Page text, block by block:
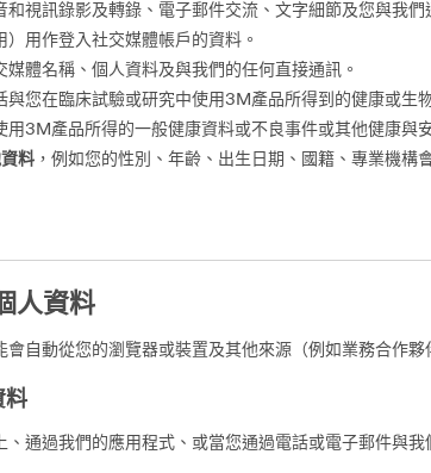
和視訊錄影及轉錄、電子郵件交流、文字細節及您與我
）用作登入社交媒體帳戶的資料。
媒體名稱、個人資料及與我們的任何直接通訊。
與您在臨床試驗或研究中使用3M產品所得到的健康或生
用3M產品所得的一般健康資料或不良事件或其他健康與
料 ，例如您的性別、年齡、出生日期、國籍、專業機構
人資料
會自動從您的瀏覽器或裝置及其他來源（例如業務合作
料
通過我們的應用程式、或當您通過電話或電子郵件與